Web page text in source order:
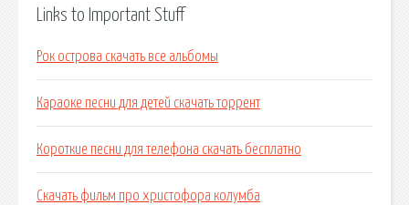
Links to Important Stuff
Рок острова скачать все альбомы
Караоке песни для детей скачать торрент
Короткие песни для телефона скачать бесплатно
Скачать фильм про христофора колумба